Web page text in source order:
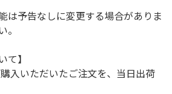
は予告なしに変更する場合がありま
て】
入いただいたご注文を、当日出荷